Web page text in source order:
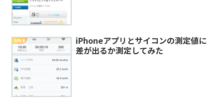
自転車
iPhoneアプリとサイコンの測定値に
差が出るか測定してみた